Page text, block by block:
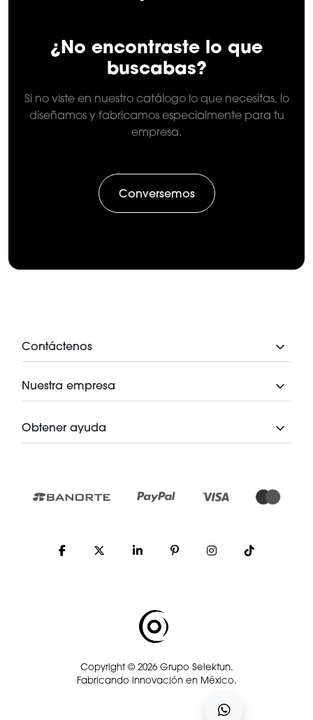
¿No encontraste lo que
buscabas?
Si no viste en nuestro catálogo lo que necesitas, lo
diseñamos y fabricamos especialmente para tu
empresa.
Conversemos
Contáctenos
Nuestra empresa
Obtener ayuda
Copyright © 2026 Grupo Selektun.
Fabricando innovación en México.